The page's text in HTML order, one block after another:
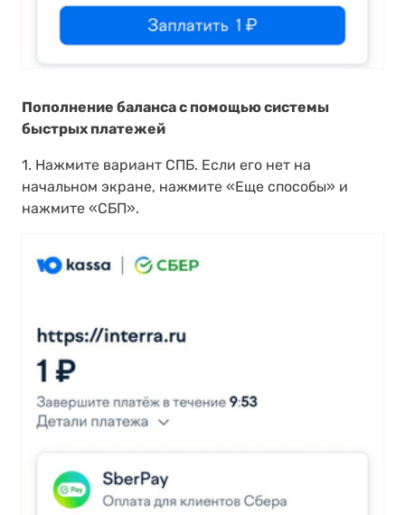
Пополнение баланса с помощью системы
быстрых платежей
1. Нажмите вариант СПБ. Если его нет на
начальном экране, нажмите «Еще способы» и
нажмите «СБП».